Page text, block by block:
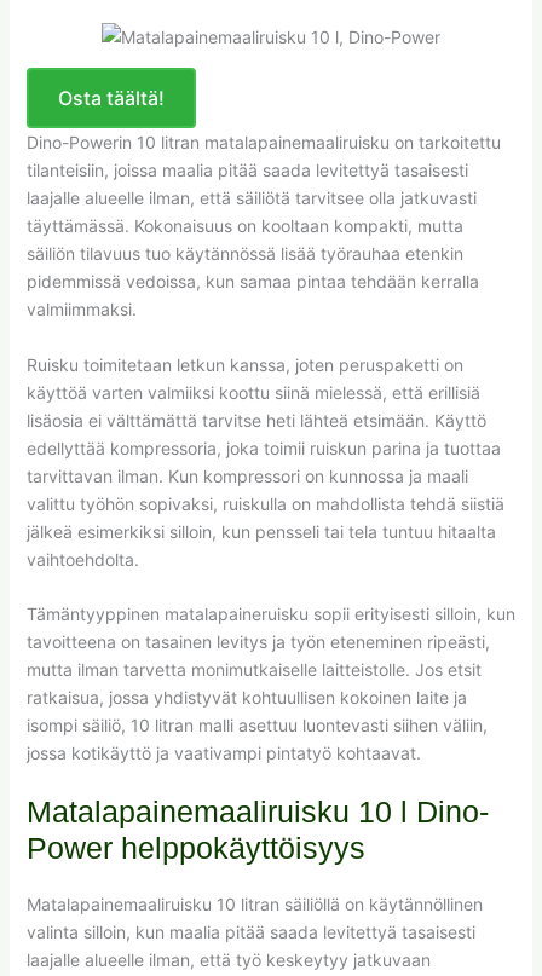
Osta täältä!
Dino-Powerin 10 litran matalapainemaaliruisku on tarkoitettu
tilanteisiin, joissa maalia pitää saada levitettyä tasaisesti
laajalle alueelle ilman, että säiliötä tarvitsee olla jatkuvasti
täyttämässä. Kokonaisuus on kooltaan kompakti, mutta
säiliön tilavuus tuo käytännössä lisää työrauhaa etenkin
pidemmissä vedoissa, kun samaa pintaa tehdään kerralla
valmiimmaksi.
Ruisku toimitetaan letkun kanssa, joten peruspaketti on
käyttöä varten valmiiksi koottu siinä mielessä, että erillisiä
lisäosia ei välttämättä tarvitse heti lähteä etsimään. Käyttö
edellyttää kompressoria, joka toimii ruiskun parina ja tuottaa
tarvittavan ilman. Kun kompressori on kunnossa ja maali
valittu työhön sopivaksi, ruiskulla on mahdollista tehdä siistiä
jälkeä esimerkiksi silloin, kun pensseli tai tela tuntuu hitaalta
vaihtoehdolta.
Tämäntyyppinen matalapaineruisku sopii erityisesti silloin, kun
tavoitteena on tasainen levitys ja työn eteneminen ripeästi,
mutta ilman tarvetta monimutkaiselle laitteistolle. Jos etsit
ratkaisua, jossa yhdistyvät kohtuullisen kokoinen laite ja
isompi säiliö, 10 litran malli asettuu luontevasti siihen väliin,
jossa kotikäyttö ja vaativampi pintatyö kohtaavat.
Matalapainemaaliruisku 10 l Dino-
Power helppokäyttöisyys
Matalapainemaaliruisku 10 litran säiliöllä on käytännöllinen
valinta silloin, kun maalia pitää saada levitettyä tasaisesti
laajalle alueelle ilman, että työ keskeytyy jatkuvaan